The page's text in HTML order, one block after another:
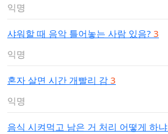
익명
샤워할 때 음악 틀어놓는 사람 있음? 3
익명
혼자 살면 시간 개빨리 감 3
익명
음식 시켜먹고 남은 거 처리 어떻게 하냐